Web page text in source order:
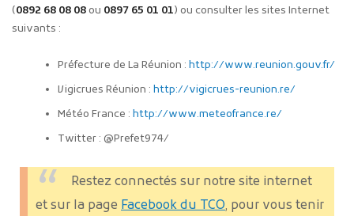
(0892 68 08 08ou 0897 65 01 01) ou consulter les sites Internet
suivants :
Préfecture de La Réunion :http://www.reunion.gouv.fr/
Vigicrues Réunion :http://vigicrues-reunion.re/
Météo France :http://www.meteofrance.re/
Twitter : @Prefet974/
Restez connectés sur notre site internet
et sur la page Facebook du TCO, pour vous tenir